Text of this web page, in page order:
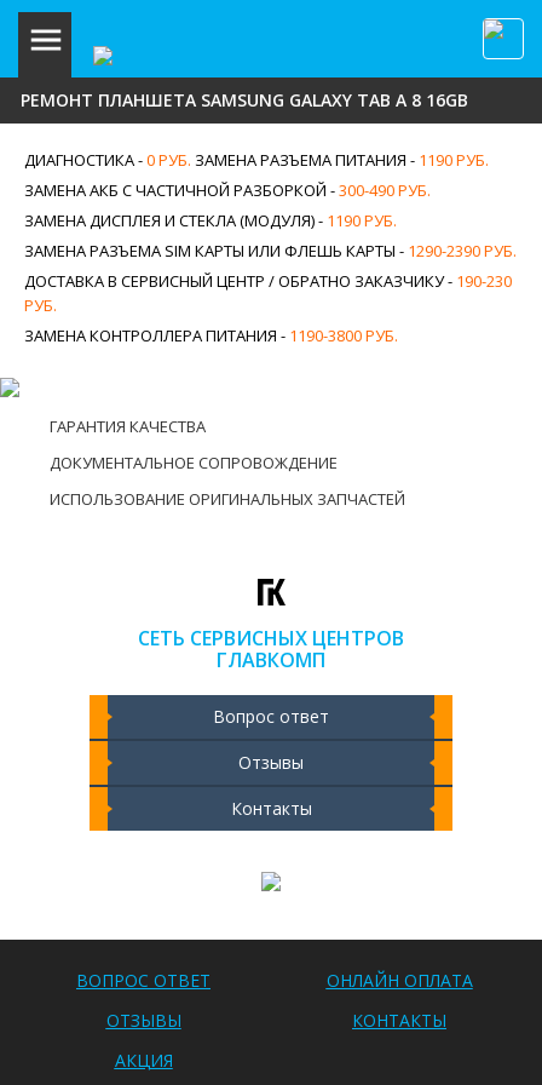
СЕТЬ СЕРВИСНЫХ ЦЕНТРОВ
ГЛАВКОМП
Вопрос ответ
Отзывы
Контакты
РЕМОНТ ПЛАНШЕТА SAMSUNG GALAXY TAB A 8 16GB
ДИАГНОСТИКА -0 РУБ. ЗАМЕНА РАЗЪЕМА ПИТАНИЯ - 1190 РУБ.
ЗАМЕНА АКБ С ЧАСТИЧНОЙ РАЗБОРКОЙ -300-490 РУБ.
ЗАМЕНА ДИСПЛЕЯ И СТЕКЛА (МОДУЛЯ) - 1190 РУБ.
ЗАМЕНА РАЗЪЕМА SIM КАРТЫ ИЛИ ФЛЕШЬ КАРТЫ - 1290-2390 РУБ.
ДОСТАВКА В СЕРВИСНЫЙ ЦЕНТР / ОБРАТНО ЗАКАЗЧИКУ - 190-230
РУБ.
ЗАМЕНА КОНТРОЛЛЕРА ПИТАНИЯ - 1190-3800 РУБ.
ГАРАНТИЯ КАЧЕСТВА
ДОКУМЕНТАЛЬНОЕ СОПРОВОЖДЕНИЕ
ИСПОЛЬЗОВАНИЕ ОРИГИНАЛЬНЫХ ЗАПЧАСТЕЙ
ВОПРОС ОТВЕТ
ОНЛАЙН ОПЛАТА
ОТЗЫВЫ
КОНТАКТЫ
АКЦИЯ